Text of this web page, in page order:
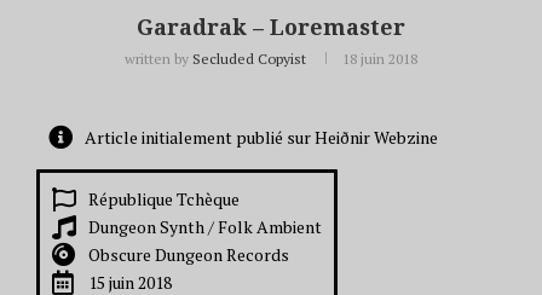
Garadrak – Loremaster
written by Secluded Copyist 18 juin 2018
Article initialement publié sur Heiðnir Webzine
République Tchèque
Dungeon Synth / Folk Ambient
Obscure Dungeon Records
15 juin 2018